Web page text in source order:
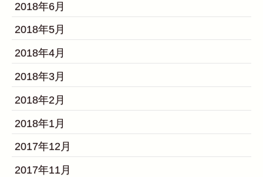
2018年6月
2018年5月
2018年4月
2018年3月
2018年2月
2018年1月
2017年12月
2017年11月